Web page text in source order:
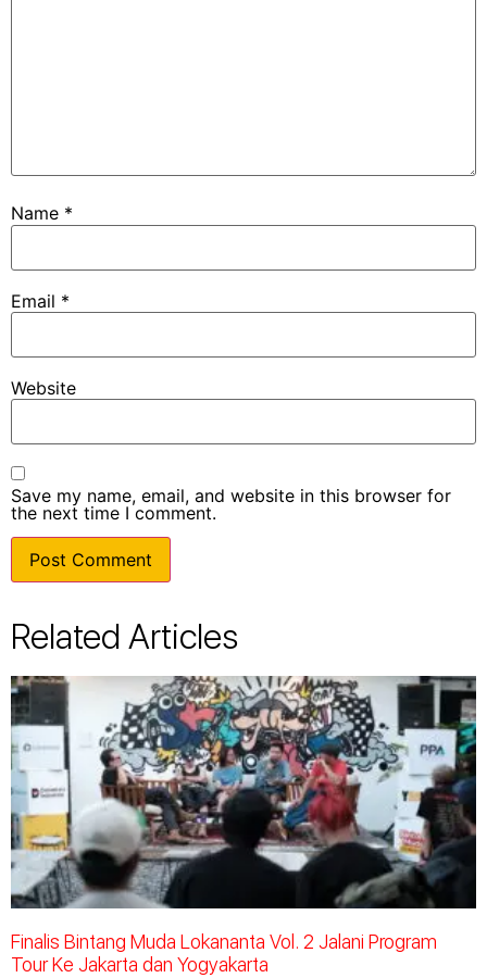
Name *
Email *
Website
Save my name, email, and website in this browser for
the next time I comment.
Related Articles
Finalis Bintang Muda Lokananta Vol. 2 Jalani Program
Tour Ke Jakarta dan Yogyakarta